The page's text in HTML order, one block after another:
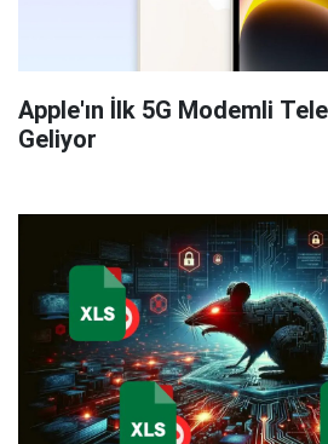
Apple'ın İlk 5G Modemli
Geliyor